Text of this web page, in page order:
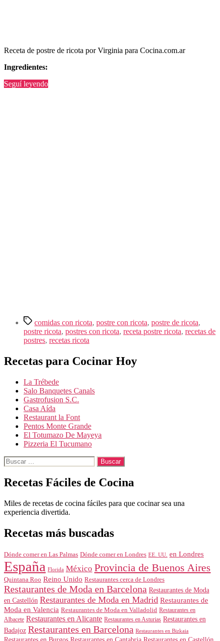
Receta de postre de ricota por Virginia para Cocina.com.ar
Ingredientes:
Seguí leyendo“Postre
Etiquetas
comidas con ricota, postre con ricota, postre de ricota,
postre ricota, postres con ricota, receta postre ricota, recetas de
postres, recetas ricota
Recetas para Cocinar Hoy
La Trébede
Salo Banquetes Canals
Gastrofusion S.C.
Casa Aída
Restaurant la Font
Pentos Monte Grande
El Totumazo De Mayeya
Pizzeria El Tucumano
Buscar:
Recetas Fáciles de Cocina
Miles de recetas de cocina fáciles para que cocinar sea una
experiencia divertida.
Recetas más buscadas
Dónde comer en Las Palmas Dónde comer en Londres EE. UU. en Londres
España Florida México Provincia de Buenos Aires
Quintana Roo Reino Unido Restaurantes cerca de Londres
Restaurantes de Moda en Barcelona Restaurantes de Moda
en Castellón Restaurantes de Moda en Madrid Restaurantes de
Moda en Valencia Restaurantes de Moda en Valladolid Restaurantes en
Albacete Restaurantes en Alicante Restaurantes en Asturias Restaurantes en
Badajoz Restaurantes en Barcelona Restaurantes en Bizkaia